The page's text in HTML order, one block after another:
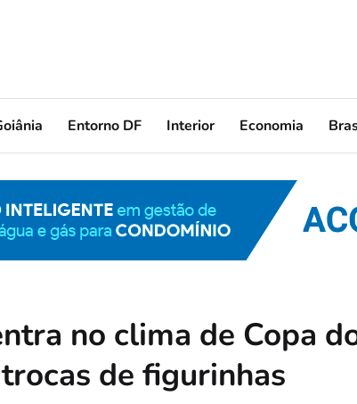
Entorno DF Interior Economia
no clima de Copa
de figurinhas